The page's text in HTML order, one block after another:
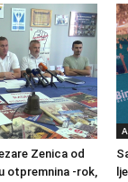
Zenica od
otpremnina -rok,